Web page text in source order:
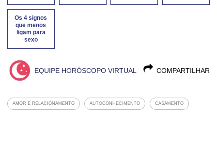
Os 4 signos
que menos
ligam para
sexo
COMPARTILHAR
EQUIPE HORÓSCOPO VIRTUAL
AMOR E RELACIONAMENTO AUTOCONHECIMENTO CASAMENTO